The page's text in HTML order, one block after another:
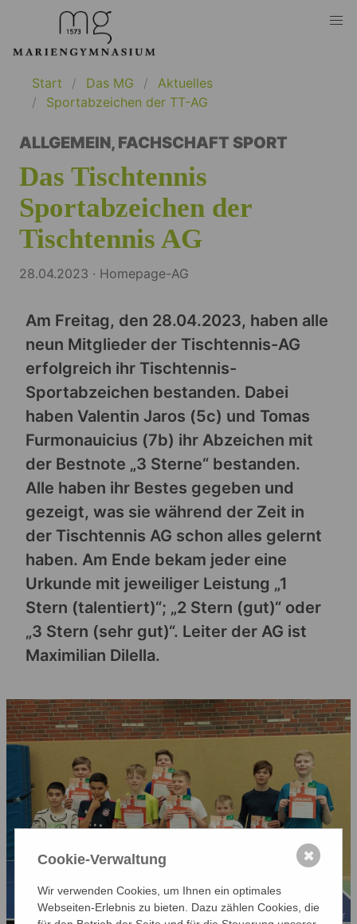
Start Das MG
Aktuelles
Sportabzeichen der TT-AG
ALLGEMEIN, FACHSCHAFT SPORT
Das Tischtennis
Sportabzeichen der
Tischtennis AG
28.04.2023 · Homepage-AG
Am Freitag, den 28.04.2023, haben alle
neun Mitglieder der Tischtennis-AG
erfolgreich ihr Tischtennis-
Sportabzeichen bestanden. Dabei
haben Valentin Jaros (5c) und Tomas
Furmonauicius (7b) ihr Abzeichen mit
der Bestnote „3 Sterne“ bestanden.
Alle haben ihr Bestes gegeben und
gezeigt, was sie während der Zeit in
der Tischtennis AG schon alles gelernt
haben. Am Ende bekam jeder eine
Urkunde mit jeweiliger Leistung „1
Stern (talentiert)“; „2 Stern (gut)“ oder
„3 Stern (sehr gut)“. Leiter der AG ist
Maximilian Dilella.
Cookie-Verwaltung
Wir verwenden Cookies, um Ihnen ein optimales
Webseiten-Erlebnis zu bieten. Dazu zählen Cookies, die
✖